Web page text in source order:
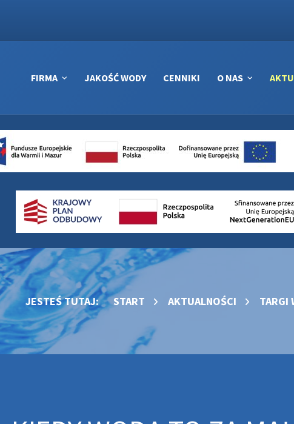
FIRMA JAKOŚĆ WODY CENNIKI O NAS
JESTEŚ TUTAJ: START AKTUALNOŚCI TARGI